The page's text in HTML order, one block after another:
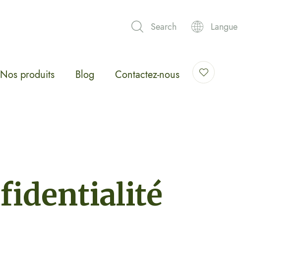
Search Langue
Nos produits Blog Contactez-nous